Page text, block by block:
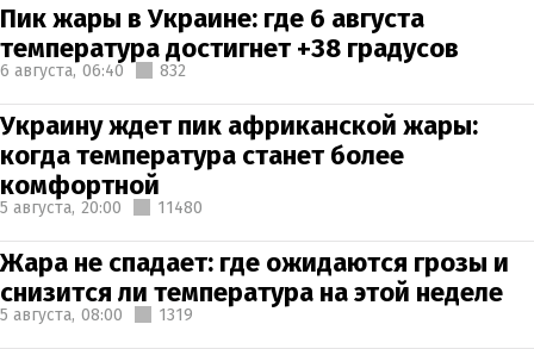
Пик жары в Украине: где 6 августа
температура достигнет +38 градусов
6 августа, 06:40 832
Украину ждет пик африканской жары:
когда температура станет более
комфортной
5 августа, 20:00 11480
Жара не спадает: где ожидаются грозы и
снизится ли температура на этой неделе
5 августа, 08:00 1319